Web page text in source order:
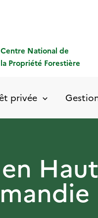
Centre National de
la Propriété Forestière
privée